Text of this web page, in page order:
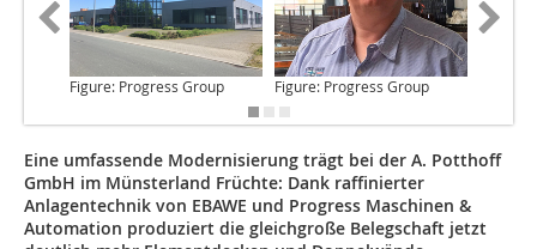
Figure: Progress Group Figure: Progress Group
Eine umfassende Modernisierung trägt bei der A. Potthoff
GmbH im Münsterland Früchte: Dank raffinierter
Anlagentechnik von EBAWE und Progress Maschinen &
Automation produziert die gleichgroße Belegschaft jetzt